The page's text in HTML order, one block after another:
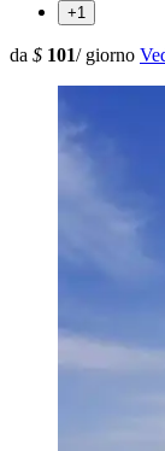
+1
da $ 101/ giorno